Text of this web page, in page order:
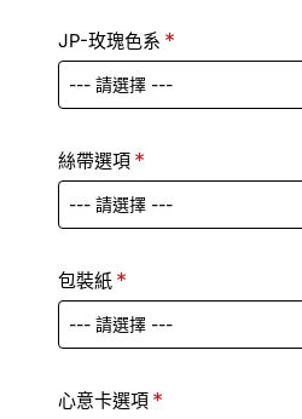
JP-玫瑰色系
絲帶選項
包裝紙
心意卡選項